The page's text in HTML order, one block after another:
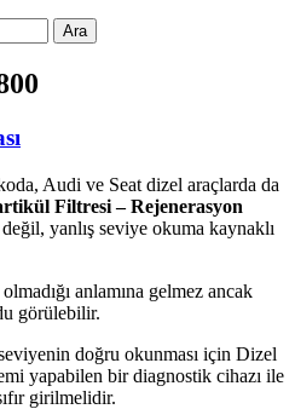
Audi ve Seat dizel araçlarda da
Filtresi – Rejenerasyon
değil, yanlış seviye okuma kaynaklı
anlamına gelmez ancak
görülebilir.
doğru okunması için Dizel
yapabilen bir diagnostik cihazı ile
girilmelidir.